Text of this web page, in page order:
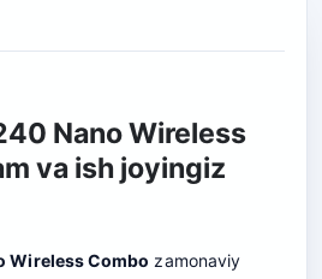
Nano Wireless
va ish joyingiz
Wireless Combo zamonaviy